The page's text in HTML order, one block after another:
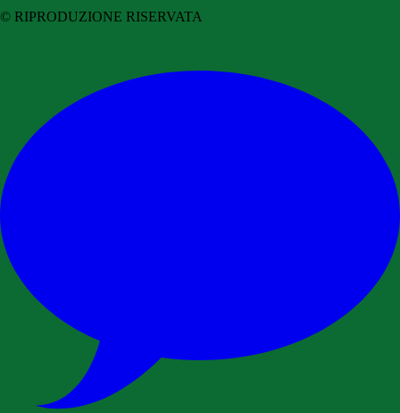
© RIPRODUZIONE RISERVATA